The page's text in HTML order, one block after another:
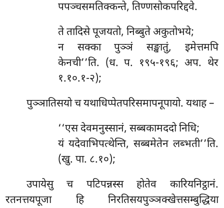
पपञ्चसमतिक्कन्ते, तिण्णसोकपरिद्दवे.
तेतादिसे पूजयतो, निब्बुते अकुतोभये;
न सक्का पुञ्ञं सङ्खातुं, इमेत्तमपि
केनची’’ति. (ध. प. १९५-१९६; अप. थेर
१.१०.१-२);
पुञ्ञातिसयो च यथाधिप्पेतपरिसमापनूपायो. यथाह –
‘‘एस देवमनुस्सानं, सब्बकामददो निधि;
यं यदेवाभिपत्थेन्ति, सब्बमेतेन लब्भती’’ति.
(खु. पा. ८.१०);
उपायेसु च पटिपन्नस्स होतेव कारियनिट्ठानं.
रतनत्तयपूजा हि निरतिसयपुञ्ञक्खेत्तसम्बुद्धिया